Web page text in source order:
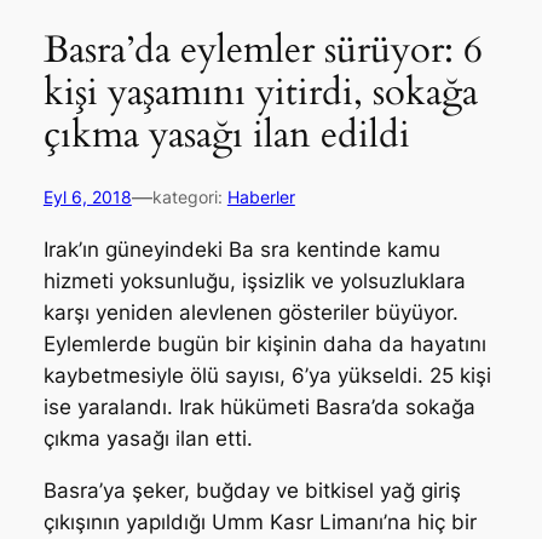
Basra’da eylemler sürüyor: 6
kişi yaşamını yitirdi, sokağa
çıkma yasağı ilan edildi
Eyl 6, 2018—kategori: Haberler
Irak’ın güneyindeki Ba sra kentinde kamu
hizmeti yoksunluğu, işsizlik ve yolsuzluklara
karşı yeniden alevlenen gösteriler büyüyor.
Eylemlerde bugün bir kişinin daha da hayatını
kaybetmesiyle ölü sayısı, 6’ya yükseldi. 25 kişi
ise yaralandı. Irak hükümeti Basra’da sokağa
çıkma yasağı ilan etti.
Basra’ya şeker, buğday ve bitkisel yağ giriş
çıkışının yapıldığı Umm Kasr Limanı’na hiç bir